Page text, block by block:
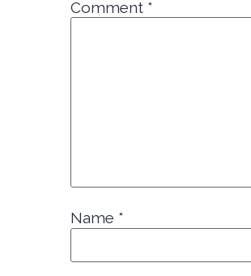
Comment *
Name *